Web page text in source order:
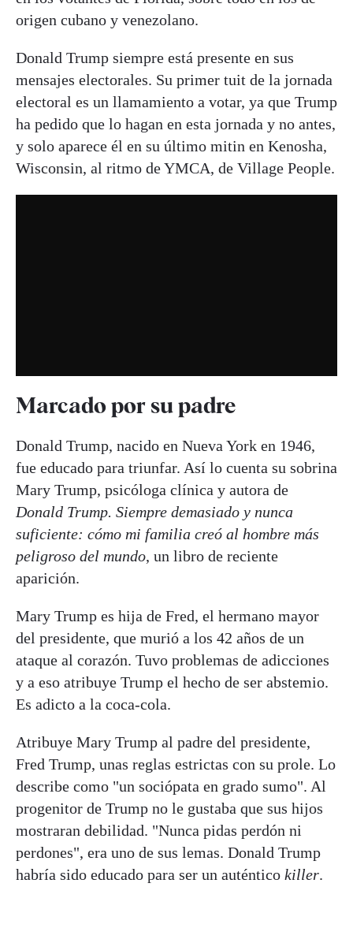
origen cubano y venezolano.
Donald Trump siempre está presente en sus
mensajes electorales. Su primer tuit de la jornada
electoral es un llamamiento a votar, ya que Trump
ha pedido que lo hagan en esta jornada y no antes,
y solo aparece él en su último mitin en Kenosha,
Wisconsin, al ritmo de YMCA, de Village People.
Marcado por su padre
Donald Trump, nacido en Nueva York en 1946,
fue educado para triunfar. Así lo cuenta su sobrina
Mary Trump, psicóloga clínica y autora de
Donald Trump. Siempre demasiado y nunca
suficiente: cómo mi familia creó al hombre más
peligroso del mundo, un libro de reciente
aparición.
Mary Trump es hija de Fred, el hermano mayor
del presidente, que murió a los 42 años de un
ataque al corazón. Tuvo problemas de adicciones
y a eso atribuye Trump el hecho de ser abstemio.
Es adicto a la coca-cola.
Atribuye Mary Trump al padre del presidente,
Fred Trump, unas reglas estrictas con su prole. Lo
describe como "un sociópata en grado sumo". Al
progenitor de Trump no le gustaba que sus hijos
mostraran debilidad. "Nunca pidas perdón ni
perdones", era uno de sus lemas. Donald Trump
habría sido educado para ser un auténtico killer.